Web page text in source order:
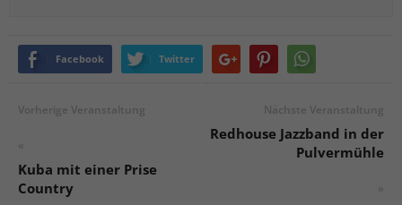
Facebook Twitter
Vorherige Veranstaltung
«
Kuba mit einer Prise
Country
Nächste Veranstaltung
Redhouse Jazzband in der
Pulvermühle
»